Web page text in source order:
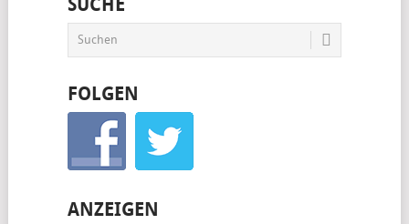
FOLGEN
ANZEIGEN